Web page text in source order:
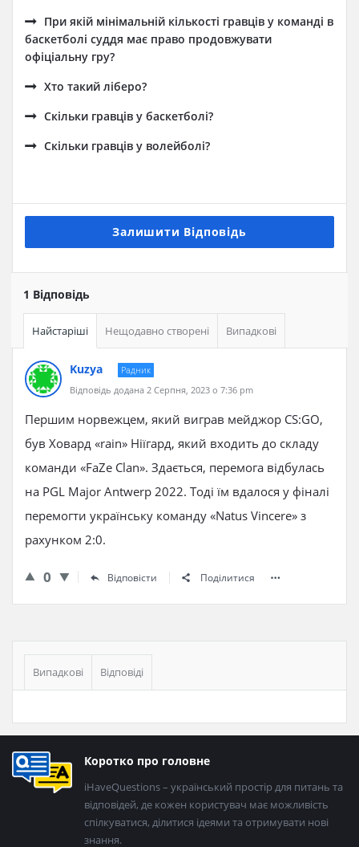
При якій мінімальній кількості гравців у команді в
баскетболі суддя має право продовжувати
офіціальну гру?
Хто такий ліберо?
Скільки гравців у баскетболі?
Скільки гравців у волейболі?
Залишити Відповідь
1 Відповідь
Найстаріші Нещодавно створені Випадкові
Kuzya
Радник
Відповідь додана 2 Серпня, 2023 о 7:36 pm
Першим норвежцем, який виграв мейджор CS:GO,
був Ховард «rain» Ніїгард, який входить до складу
команди «FaZe Clan». Здається, перемога відбулась
на PGL Major Antwerp 2022. Тоді їм вдалося у фіналі
перемогти українську команду «Natus Vincere» з
рахунком 2:0.
0 Відповісти Поділитися
Бічна
панель
Випадкові Відповіді
Нижній
колонтитул
Коротко про головне
iHaveQuestions – український простір для питань та
відповідей, де кожен користувач має можливість
спілкуватися, ділитися ідеями та отримувати нові
знання.